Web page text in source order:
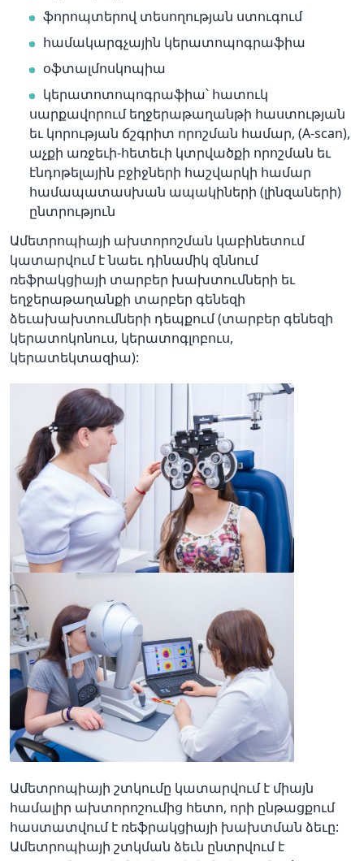
ֆորոպտերով տեսողության ստուգում
համակարգչային կերատոպոգրաֆիա
օֆտալմոսկոպիա
կերատոտոպոգրաֆիա՝ հատուկ
սարքավորում եղջերաթաղանթի հաստության
եւ կորության ճշգրիտ որոշման համար, (А-scan),
աչքի առջեւի-հետեւի կտրվածքի որոշման եւ
էնդոթելային բջիջների հաշվարկի համար
համապատասխան ապակիների (լինզաների)
ընտրություն
Ամետրոպիայի ախտորոշման կաբինետում
կատարվում է նաեւ դինամիկ զննում
ռեֆրակցիայի տարբեր խախտումների եւ
եղջերաթաղանքի տարբեր գենեզի
ձեւախախտումների դեպքում (տարբեր գենեզի
կերատոկոնուս, կերատոգլոբուս,
կերատեկտազիա):
Ամետրոպիայի շտկումը կատարվում է միայն
համալիր ախտորոշումից հետո, որի ընթացքում
հաստատվում է ռեֆրակցիայի խախտման ձեւը:
Ամետրոպիայի շտկման ձեւն ընտրվում է